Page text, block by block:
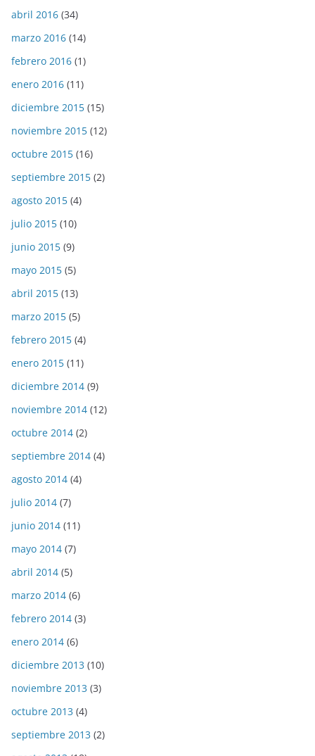
abril 2016 (34)
marzo 2016 (14)
febrero 2016 (1)
enero 2016 (11)
diciembre 2015 (15)
noviembre 2015 (12)
octubre 2015 (16)
septiembre 2015 (2)
agosto 2015 (4)
julio 2015 (10)
junio 2015 (9)
mayo 2015 (5)
abril 2015 (13)
marzo 2015 (5)
febrero 2015 (4)
enero 2015 (11)
diciembre 2014 (9)
noviembre 2014 (12)
octubre 2014 (2)
septiembre 2014 (4)
agosto 2014 (4)
julio 2014 (7)
junio 2014 (11)
mayo 2014 (7)
abril 2014 (5)
marzo 2014 (6)
febrero 2014 (3)
enero 2014 (6)
diciembre 2013 (10)
noviembre 2013 (3)
octubre 2013 (4)
septiembre 2013 (2)